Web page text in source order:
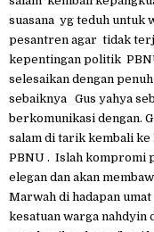
suasana yg teduh untuk
pesantren agar tidak
kepentingan politik
selesaikan dengan
sebaiknya Gus yahya
berkomunikasi dengan.
salam di tarik kembali ke
PBNU . Islah kompromi
elegan dan akan
Marwah di hadapan
kesatuan warga nahdyin